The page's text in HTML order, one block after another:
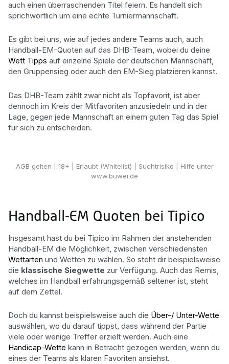
auch einen überraschenden Titel feiern. Es handelt sich
sprichwörtlich um eine echte Turniermannschaft.
Es gibt bei uns, wie auf jedes andere Teams auch, auch
Handball-EM-Quoten auf das DHB-Team, wobei du deine
Wett Tipps auf einzelne Spiele der deutschen Mannschaft,
den Gruppensieg oder auch den EM-Sieg platzieren kannst.
Das DHB-Team zählt zwar nicht als Topfavorit, ist aber
dennoch im Kreis der Mitfavoriten anzusiedeln und in der
Lage, gegen jede Mannschaft an einem guten Tag das Spiel
für sich zu entscheiden.
AGB gelten | 18+ | Erlaubt (Whitelist) | Suchtrisiko | Hilfe unter
www.buwei.de
Handball-EM Quoten bei Tipico
Insgesamt hast du bei Tipico im Rahmen der anstehenden
Handball-EM die Möglichkeit, zwischen verschiedensten
Wettarten und Wetten zu wählen. So steht dir beispielsweise
die klassische Siegwette zur Verfügung. Auch das Remis,
welches im Handball erfahrungsgemäß seltener ist, steht
auf dem Zettel.
Doch du kannst beispielsweise auch die Über-/ Unter-Wette
auswählen, wo du darauf tippst, dass während der Partie
viele oder wenige Treffer erzielt werden. Auch eine
Handicap-Wette kann in Betracht gezogen werden, wenn du
eines der Teams als klaren Favoriten ansiehst.